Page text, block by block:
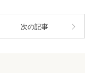
次の記事